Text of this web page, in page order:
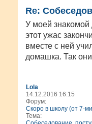
Re:
У моей знакомой
этот ужас
вместе с ней
домашка. Так
Lola
14.12.2016 16:15
Форум:
Скоро в школу (от 7-
Тема: